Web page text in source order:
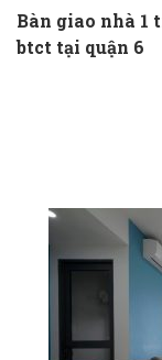
Bàn giao nhà 1
btct tại quận 6